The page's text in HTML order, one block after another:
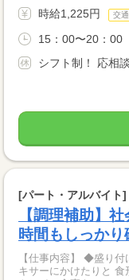
時給1,225円 交
15：00〜20：00
シフト制！ 応相
[パート・アルバイト]
【調理補助】
時間もしっかり
【仕事内容】 ◆盛り付
キサーにかけたりと 食